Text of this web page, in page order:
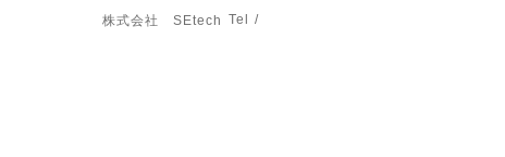
株式会社 SEtech Tel /